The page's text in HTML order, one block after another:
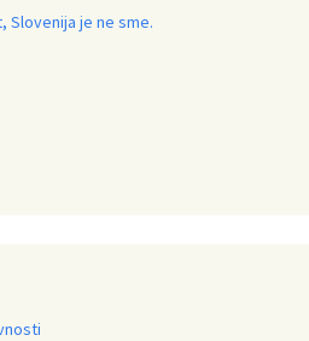
Slovenija je ne sme.